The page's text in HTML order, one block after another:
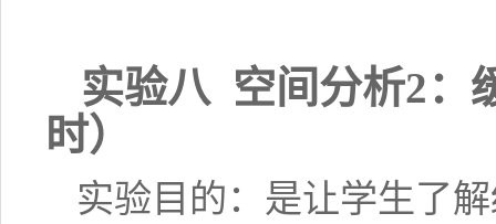
实验八 空间分析2 ：
时）
实验目的：是让学生了